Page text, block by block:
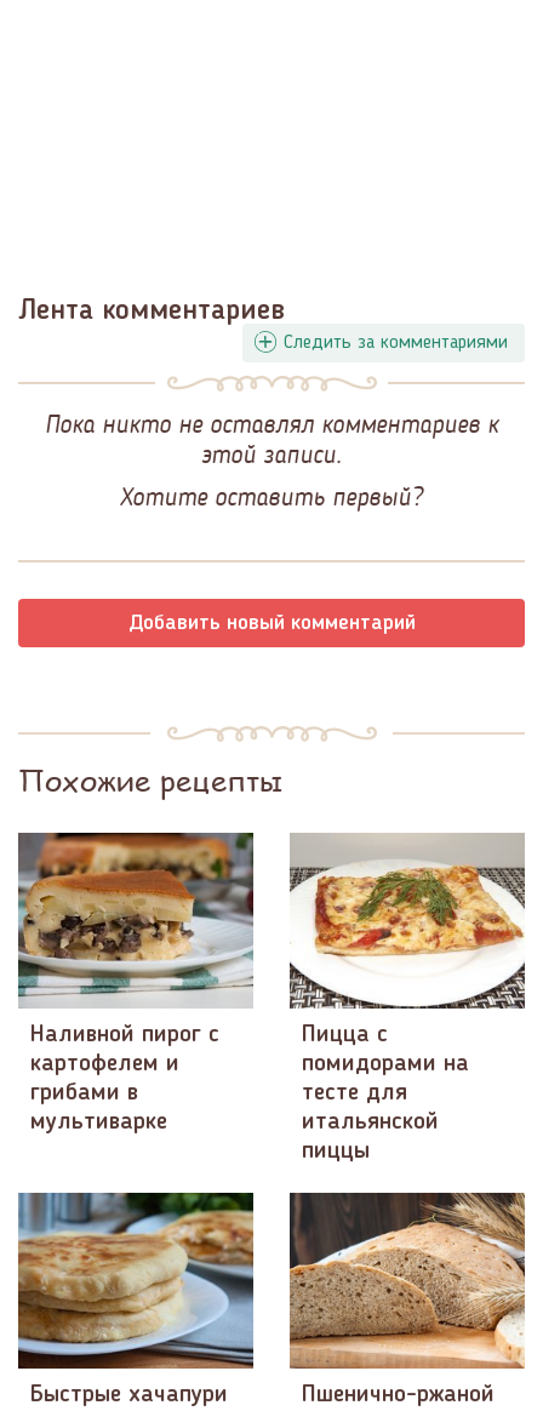
Лента комментариев
Следить за комментариями
Пока никто не оставлял комментариев к
этой записи.
Хотите оставить первый?
Добавить новый комментарий
Похожие рецепты
Наливной пирог с
картофелем и
грибами в
мультиварке
Пицца с
помидорами на
тесте для
итальянской
пиццы
Быстрые хачапури
Пшенично-ржаной